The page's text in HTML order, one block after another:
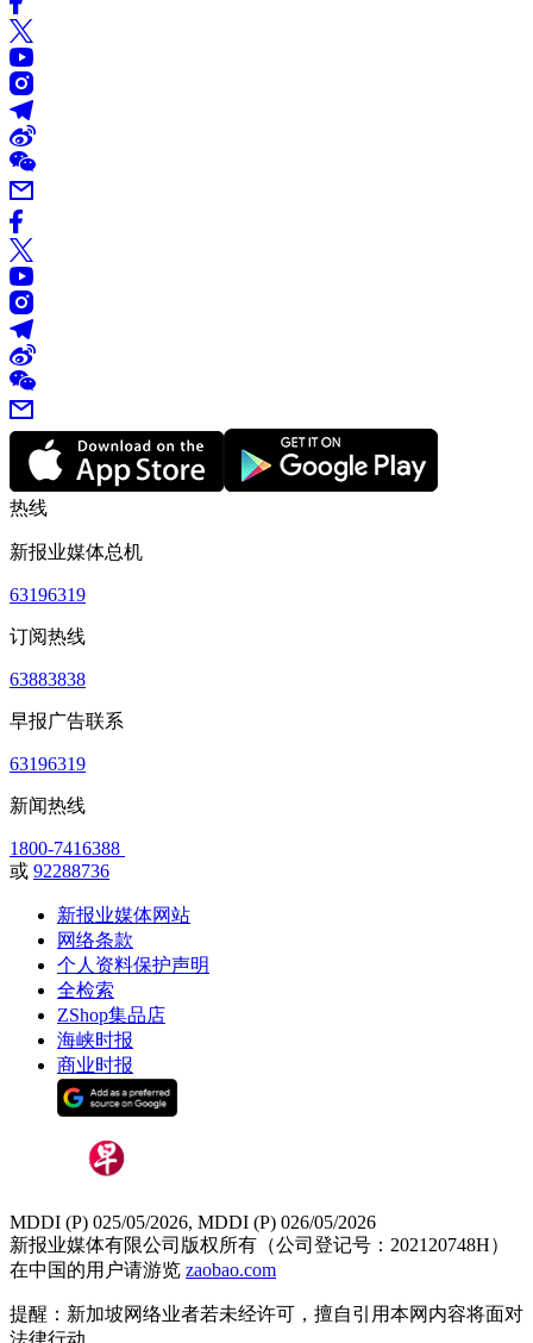
热线
新报业媒体总机
63196319
订阅热线
63883838
早报广告联系
63196319
新闻热线
1800-7416388
或 92288736
新报业媒体网站
网络条款
个人资料保护声明
全检索
ZShop集品店
海峡时报
商业时报
MDDI (P) 025/05/2026, MDDI (P) 026/05/2026
新报业媒体有限公司版权所有（公司登记号：202120748H）
在中国的用户请游览 zaobao.com
提醒：新加坡网络业者若未经许可，擅自引用本网内容将面对